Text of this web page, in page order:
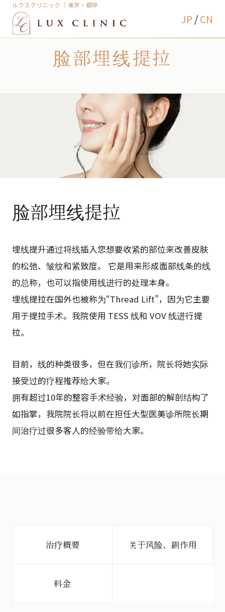
ルクスクリニック ｜東京・銀座
JP /CN
TOP
脸部埋线提拉
脸部埋线提拉
埋线提升通过将线插入您想要收紧的部位来改善皮肤
的松弛、皱纹和紧致度。 它是用来形成面部线条的线
的总称，也可以指使用线进行的处理本身。
埋线提拉在国外也被称为“Thread Lift”，因为它主要
用于提拉手术。我院使用 TESS 线和 VOV 线进行提
拉。
目前，线的种类很多，但在我们诊所，院长将她实际
接受过的疗程推荐给大家。
拥有超过10年的整容手术经验，对面部的解剖结构了
如指掌，我院院长将以前在担任大型医美诊所院长期
间治疗过很多客人的经验带给大家。
治疗概要 关于风险、副作用
料金